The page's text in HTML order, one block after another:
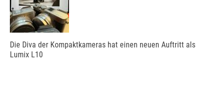
Die Diva der Kompaktkameras hat einen neuen Auftritt als
Lumix L10